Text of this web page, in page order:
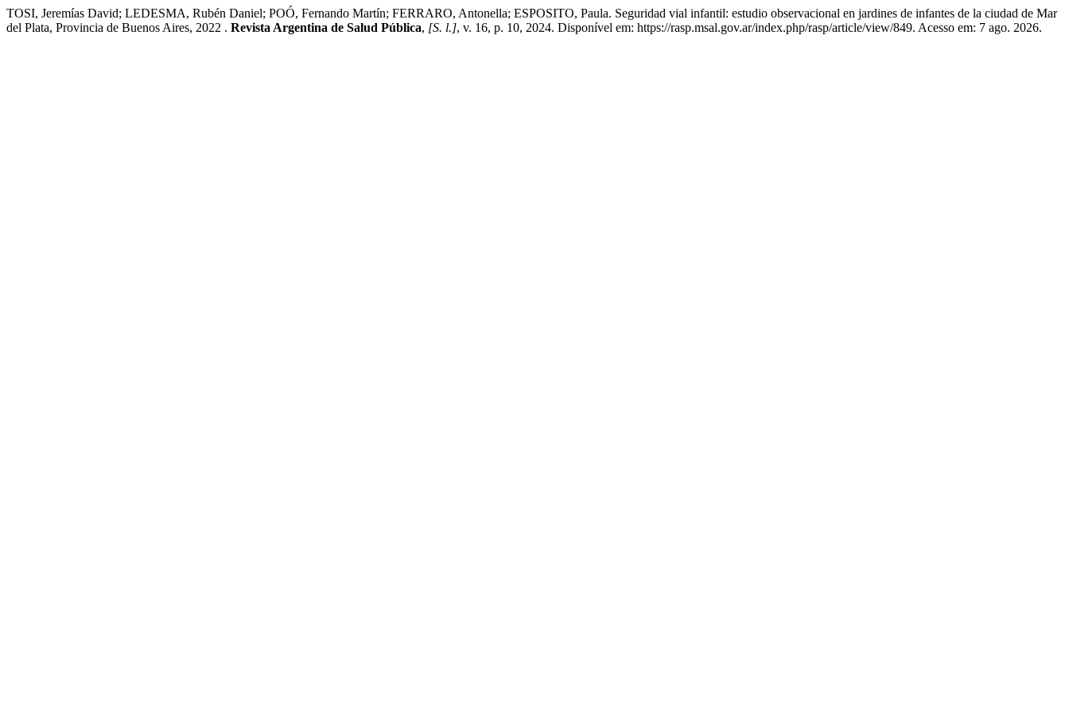
TOSI, Jeremías David; LEDESMA, Rubén Daniel; POÓ, Fernando Martín; FERRARO, Antonella; ESPOSITO, Paula. Seguridad vial infantil: estudio observacional en jardines de infantes de la ciudad de Mar
del Plata, Provincia de Buenos Aires, 2022 . Revista Argentina de Salud Pública, [S. l.], v. 16, p. 10, 2024. Disponível em: https://rasp.msal.gov.ar/index.php/rasp/article/view/849. Acesso em: 7 ago. 2026.